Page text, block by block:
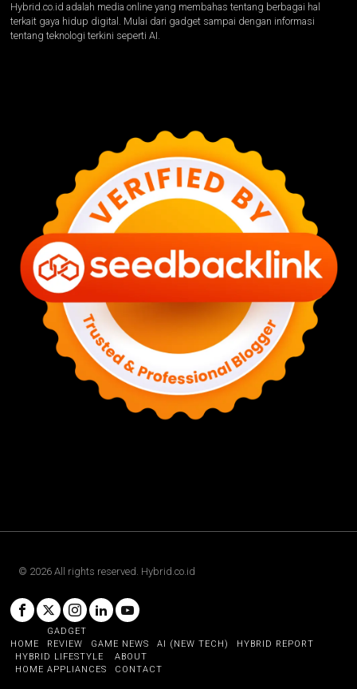
Hybrid.co.id adalah media online yang membahas tentang berbagai hal
terkait gaya hidup digital. Mulai dari gadget sampai dengan informasi
tentang teknologi terkini seperti AI.
© 2026 All rights reserved. Hybrid.co.id
HOME
GADGET
REVIEW
GAME NEWS AI (NEW TECH)
HYBRID REPORT
HYBRID LIFESTYLE
HOME APPLIANCES
ABOUT
CONTACT